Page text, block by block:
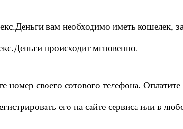
вам необходимо иметь кошелек,
происходит мгновенно.
своего сотового телефона. Оплатите
его на сайте сервиса или в